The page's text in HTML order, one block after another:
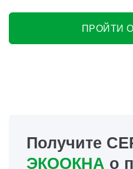
ПРОЙТИ
Получите
ЭКООКНА о